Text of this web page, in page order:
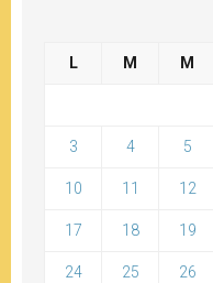
L M M
3 4 5
10 11 12
17 18 19
24 25 26